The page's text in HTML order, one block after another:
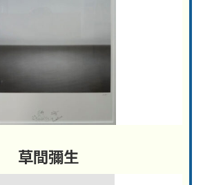
草間彌生